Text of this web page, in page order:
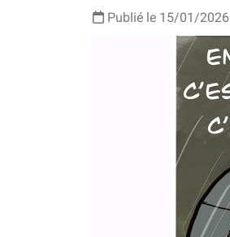
Publié le 15/01/2026